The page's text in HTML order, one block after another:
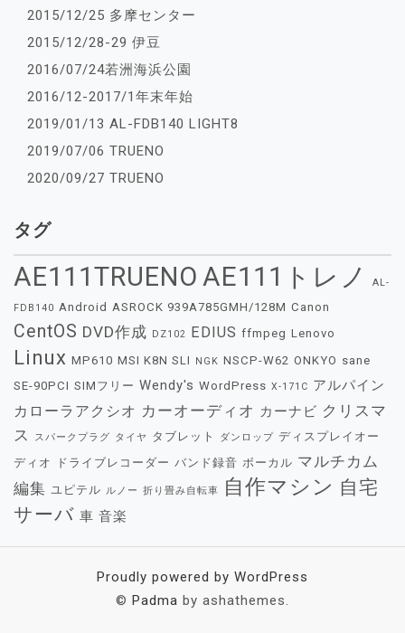
2015/12/25 多摩センター
2015/12/28-29 伊豆
2016/07/24若洲海浜公園
2016/12-2017/1年末年始
2019/01/13 AL-FDB140 LIGHT8
2019/07/06 TRUENO
2020/09/27 TRUENO
タグ
AE111TRUENO AE111トレノ AL-
FDB140 Android ASROCK 939A785GMH/128M Canon
CentOS DVD作成 DZ102 EDIUS ffmpeg Lenovo
Linux MP610 MSI K8N SLI NGK NSCP-W62 ONKYO sane
SE-90PCI SIMフリー Wendy's WordPress X-171C アルパイン
カローラアクシオ カーオーディオ カーナビ クリスマ
ス
スパークプラグ タイヤ タブレット ダンロップ ディスプレイオー
ディオ
ドライブレコーダー バンド録音 ボーカル マルチカム
編集 ユピテル ルノー 折り畳み自転車 自作マシン 自宅
サーバ 車 音楽
Proudly powered by WordPress
© Padma by ashathemes.